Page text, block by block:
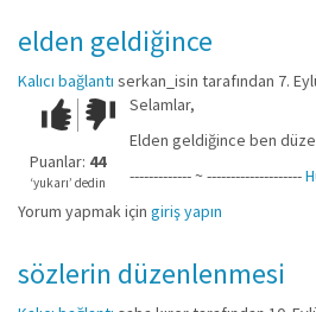
elden geldiğince
Kalıcı bağlantı serkan_isin tarafından 7.
Çok iyi!O
kadar
iyi
değil!
Puanlar: 44
‘yukarı’ dedin
Selamlar,
Elden geldiğince ben
------------- ~ --------------------
Yorum yapmak için giriş yapın
sözlerin düzenlenmesi